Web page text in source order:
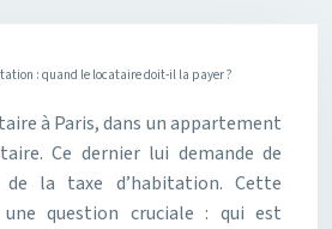
: quand le locataire doit-il la payer ?
à Paris, dans un appartement
Ce dernier lui demande de
la taxe d’habitation. Cette
question cruciale : qui est